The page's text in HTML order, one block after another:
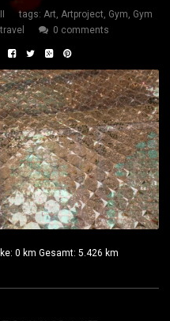
tags: Art, Artproject, Gym, Gym
0 comments
0 km Gesamt: 5.426 km